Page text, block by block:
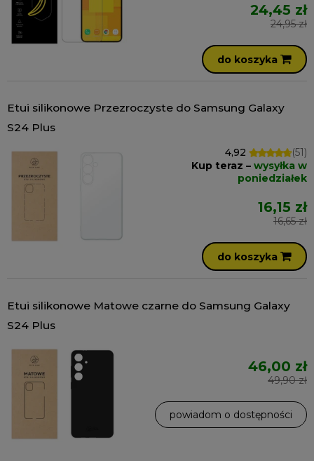
24,45 zł
24,95 zł
do koszyka
Etui silikonowe Przezroczyste do Samsung Galaxy
S24 Plus
4,92
(51)
Kup teraz – wysyłka w
poniedziałek
16,15 zł
16,65 zł
do koszyka
Etui silikonowe Matowe czarne do Samsung Galaxy
S24 Plus
46,00 zł
49,90 zł
powiadom o dostępności